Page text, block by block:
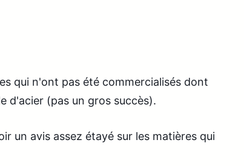
qui n'ont pas été commercialisés dont
d'acier (pas un gros succès).
un avis assez étayé sur les matières qui